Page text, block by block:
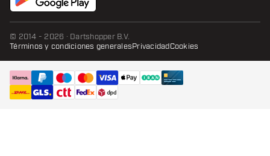
© 2014 - 2026 · Dartshopper B.V.
Términos y condiciones generalesPrivacidadCookies